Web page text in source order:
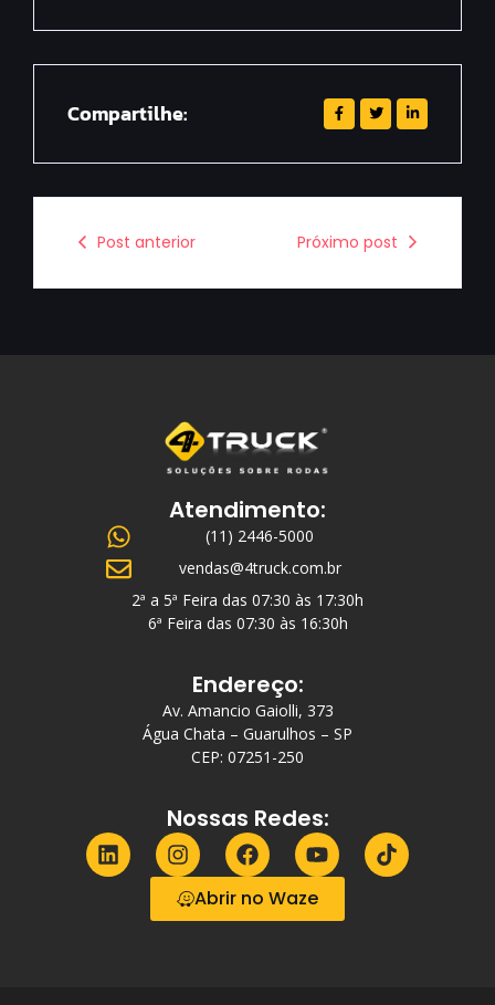
Compartilhe:
Post anterior Próximo post
Atendimento:
(11) 2446-5000
vendas@4truck.com.br
2ª a 5ª Feira das 07:30 às 17:30h
6ª Feira das 07:30 às 16:30h
Endereço:
Av. Amancio Gaiolli, 373
Água Chata – Guarulhos – SP
CEP: 07251-250
Nossas Redes:
Abrir no Waze